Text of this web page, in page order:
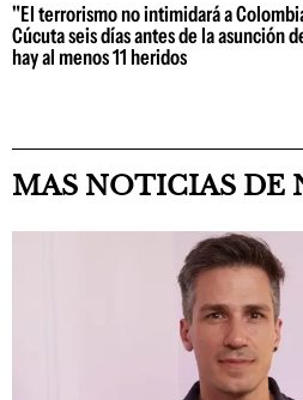
"El terrorismo no intimidará a
Cúcuta seis días antes de la asunción
hay al menos 11 heridos
MAS NOTICIAS DE